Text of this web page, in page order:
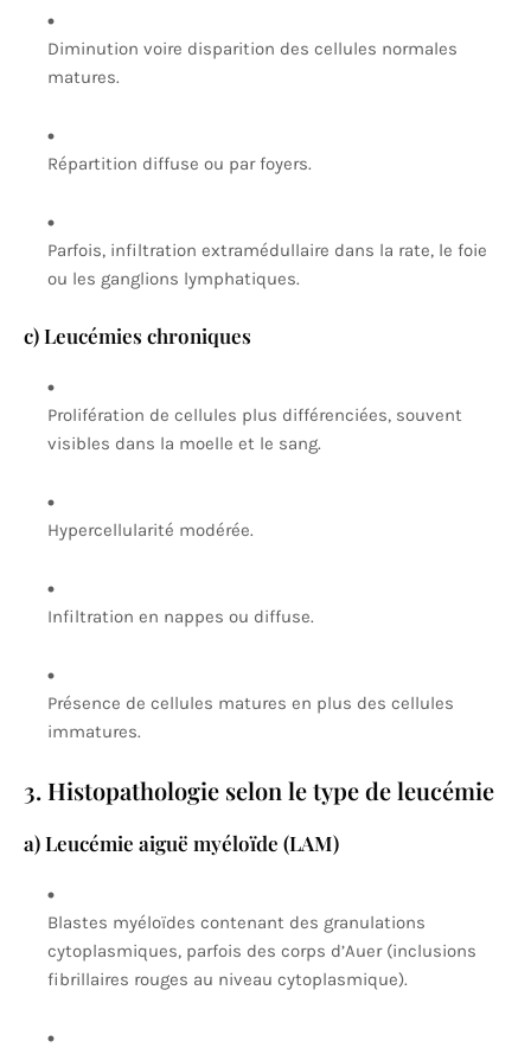
Diminution voire disparition des cellules normales
matures.
Répartition diffuse ou par foyers.
Parfois, infiltration extramédullaire dans la rate, le foie
ou les ganglions lymphatiques.
c) Leucémies chroniques
Prolifération de cellules plus différenciées, souvent
visibles dans la moelle et le sang.
Hypercellularité modérée.
Infiltration en nappes ou diffuse.
Présence de cellules matures en plus des cellules
immatures.
3. Histopathologie selon le type de leucémie
a) Leucémie aiguë myéloïde (LAM)
Blastes myéloïdes contenant des granulations
cytoplasmiques, parfois des corps d’Auer (inclusions
fibrillaires rouges au niveau cytoplasmique).